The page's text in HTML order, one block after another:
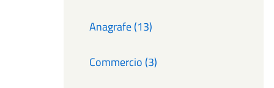
Anagrafe (13)
Commercio (3)